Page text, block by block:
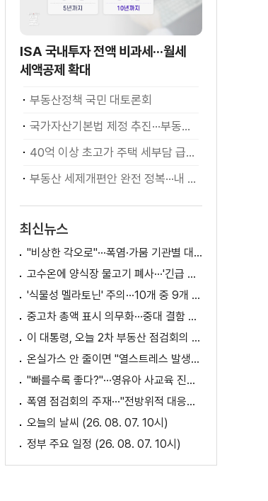
ISA 국내투자 전액 비과세···월세
세액공제 확대
부동산정책 국민 대토론회
국가자산기본법 제정 추진···부동산·주식 등 통합 관리
40억 이상 초고가 주택 세부담 급증···실수요자 보호 강화
부동산 세제개편안 완전 정복···내 세금 어떻게 달라지나? [K-정책 사용법]
최신뉴스
"비상한 각오로"···폭염·가뭄 기관별 대책은?
고수온에 양식장 물고기 폐사···'긴급 방류' 지원
'식물성 멜라토닌' 주의···10개 중 9개 처방 용량 초과
중고차 총액 표시 의무화···중대 결함 시 '계약 해제'
이 대통령, 오늘 2차 부동산 점검회의 주재
온실가스 안 줄이면 "열스트레스 발생일 29배 증가"
"빠를수록 좋다?"···영유아 사교육 진실과 해법은?
폭염 점검회의 주재···"전방위적 대응체계 가동"
오늘의 날씨 (26. 08. 07. 10시)
정부 주요 일정 (26. 08. 07. 10시)